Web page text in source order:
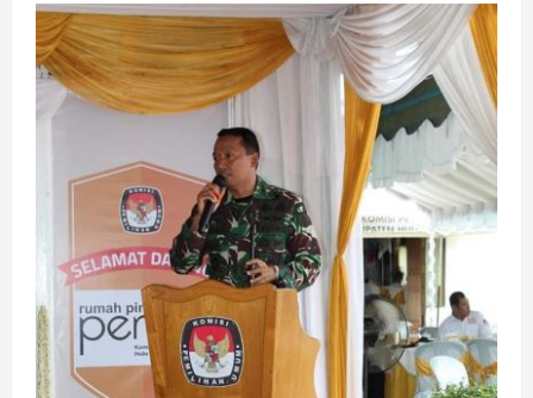
Silaturahmi,
Dandim
1003
Gelar
Dialog
Bangun
Keumatan
Dalam
Pergantian
Tahun